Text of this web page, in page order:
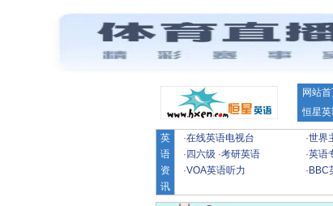
网站
恒星
英
语
资
讯
·在线英语电视台 ·世界
· 四六级 ·考研英语 ·英语
·VOA英语听力 · BBC